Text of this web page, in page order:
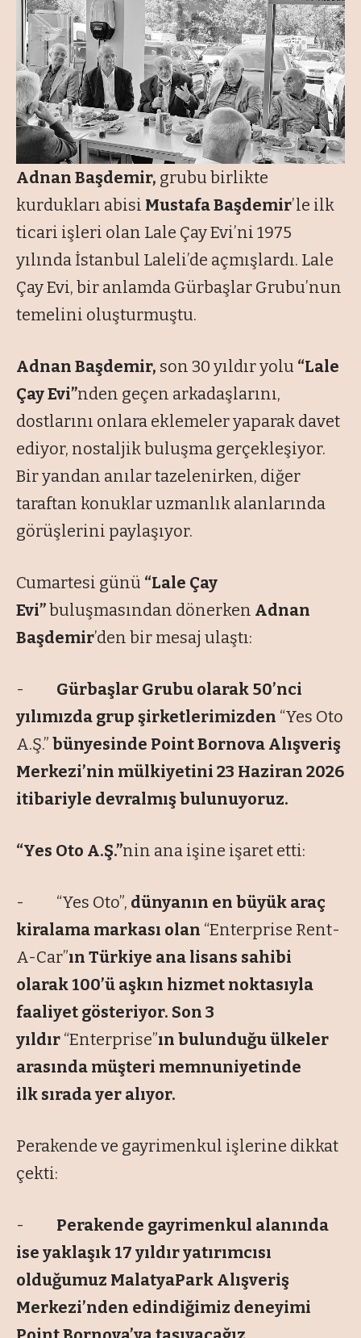
Adnan Başdemir, grubu birlikte
kurdukları abisi Mustafa Başdemir’le ilk
ticari işleri olan Lale Çay Evi’ni 1975
yılında İstanbul Laleli’de açmışlardı. Lale
Çay Evi, bir anlamda Gürbaşlar Grubu’nun
temelini oluşturmuştu.
Adnan Başdemir, son 30 yıldır yolu “Lale
Çay Evi”nden geçen arkadaşlarını,
dostlarını onlara eklemeler yaparak davet
ediyor, nostaljik buluşma gerçekleşiyor.
Bir yandan anılar tazelenirken, diğer
taraftan konuklar uzmanlık alanlarında
görüşlerini paylaşıyor.
Cumartesi günü “Lale Çay
Evi”buluşmasından dönerken Adnan
Başdemir’den bir mesaj ulaştı:
- Gürbaşlar Grubu olarak 50’nci
yılımızda grup şirketlerimizden “Yes Oto
A.Ş.” bünyesinde Point Bornova Alışveriş
Merkezi’nin mülkiyetini 23 Haziran 2026
itibariyle devralmış bulunuyoruz.
“Yes Oto A.Ş.”nin ana işine işaret etti:
- “Yes Oto”, dünyanın en büyük araç
kiralama markası olan “Enterprise Rent-
A-Car”ın Türkiye ana lisans sahibi
olarak 100’ü aşkın hizmet noktasıyla
faaliyet gösteriyor. Son 3
yıldır “Enterprise”ın bulunduğu ülkeler
arasında müşteri memnuniyetinde
ilk sırada yer alıyor.
Perakende ve gayrimenkul işlerine dikkat
çekti:
- Perakende gayrimenkul alanında
ise yaklaşık 17 yıldır yatırımcısı
olduğumuz MalatyaPark Alışveriş
Merkezi’nden edindiğimiz deneyimi